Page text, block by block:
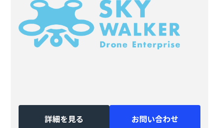
詳細を見る お問い合わせ